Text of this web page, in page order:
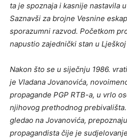
ta je spoznaja i kasnije nastavila
Saznavši za brojne Vesnine
sporazumni razvod. Početkom
napustio zajednički stan u
Nakon što se u siječnju 1986.
je Vladana Jovanovića,
propagande PGP RTB-a, u vrlo
njihovog prethodnog
gledao na Jovanovića,
propagandista čije je